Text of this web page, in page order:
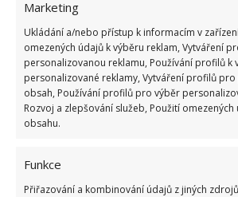
Marketing
Ukládání a/nebo přístup k informacím v
omezených údajů k výběru reklam, Vytváření
personalizovanou reklamu, Používání profilů k
personalizované reklamy, Vytváření profilů
obsah, Používání profilů pro výběr
Rozvoj a zlepšování služeb, Použití omezených
obsahu.
Funkce
Přiřazování a kombinování údajů z jiných
plísním. Kdo nepoužívá chemii
výluh z česneku, ten má také
Pokud rostlinu již plíseň napadla,
zasažené listy a zbytek rostliny
jedlé sody. Ta plíseň sice
jejímu šíření.